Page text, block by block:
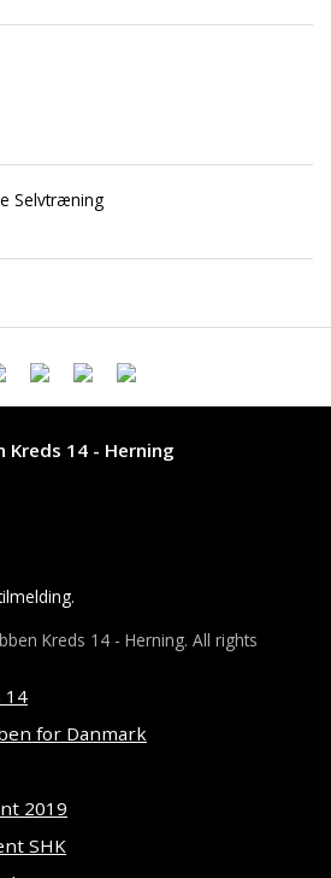
Selvtræning
14 - Herning
Kreds 14 - Herning. All rights
14
for Danmark
2019
SHK